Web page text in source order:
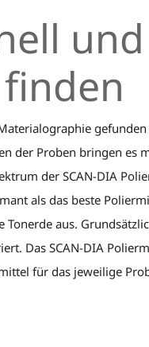
der Proben bringen
der SCAN-DIA
als das beste
aus.
Das SCAN-DIA
für das jeweilige